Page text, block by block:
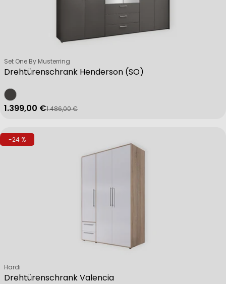
Drehtürenschrank Henderson (SO)
Verkäufer:
Set One By Musterring
Verkaufspreis
1.399,00 €
Regulärer Preis
1.486,00 €
-24 %
Drehtürenschrank Valencia
Verkäufer:
Hardi